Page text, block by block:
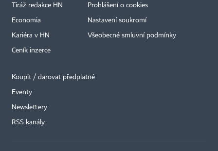
Tiráž redakce HN
Economia
Kariéra v HN
Ceník inzerce
Prohlášení o cookies
Nastavení soukromí
Všeobecné smluvní podmínky
Koupit / darovat předplatné
Eventy
Newslettery
RSS kanály